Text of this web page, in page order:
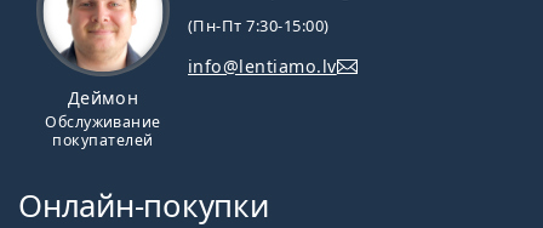
Air Optix Plus Hydraglyde Multifocal?
Можно ли спать в Air Optix Plus Hydraglyde
Multifocal?
Что означает HydraGlyde?
Деймон
Обслуживание
покупателей
(Пн-Пт 7:30-15:00)
info@lentiamo.lv
Онлайн-покупки